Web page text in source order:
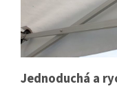
Jednoduchá a